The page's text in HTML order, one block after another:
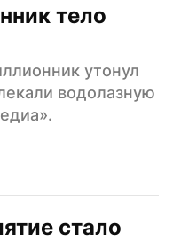
тело
утонул
водолазную
стало